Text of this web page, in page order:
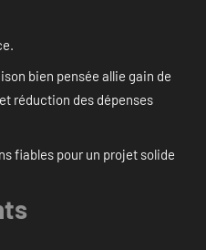
bien pensée allie gain de
réduction des dépenses
fiables pour un projet solide